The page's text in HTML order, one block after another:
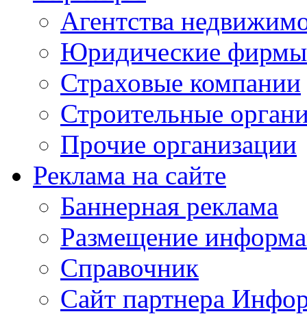
Агентства
Юридические фирмы
Страховые компании
Строительные
Прочие организации
Реклама на сайте
Баннерная реклама
Размещение
Справочник
Сайт партнера